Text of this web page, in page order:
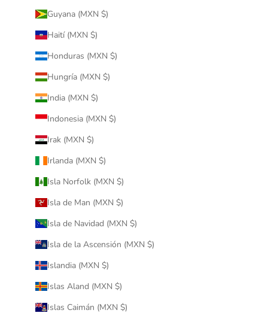
Guyana (MXN $)
Haití (MXN $)
Honduras (MXN $)
Hungría (MXN $)
India (MXN $)
Indonesia (MXN $)
Irak (MXN $)
Irlanda (MXN $)
Isla Norfolk (MXN $)
Isla de Man (MXN $)
Isla de Navidad (MXN $)
Isla de la Ascensión (MXN $)
Islandia (MXN $)
Islas Aland (MXN $)
Islas Caimán (MXN $)